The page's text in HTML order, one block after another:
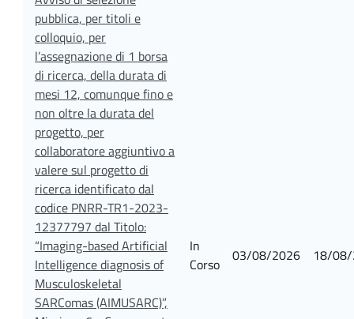
pubblica, per titoli e
colloquio, per
l’assegnazione di 1 borsa
di ricerca, della durata di
mesi 12, comunque fino e
non oltre la durata del
progetto, per
collaboratore aggiuntivo a
valere sul progetto di
ricerca identificato dal
codice PNRR-TR1-2023-
12377797 dal Titolo:
“Imaging-based Artificial
Intelligence diagnosis of
Musculoskeletal
SARComas (AIMUSARC)”,
In
Corso
03/08/2026 18/